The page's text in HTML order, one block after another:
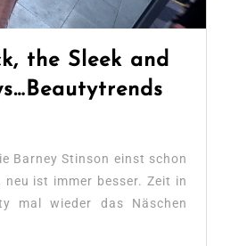
the Sleek and
Barney Stinson einst schon
neu ist immer besser. Zeit in
mal wieder das Näschen